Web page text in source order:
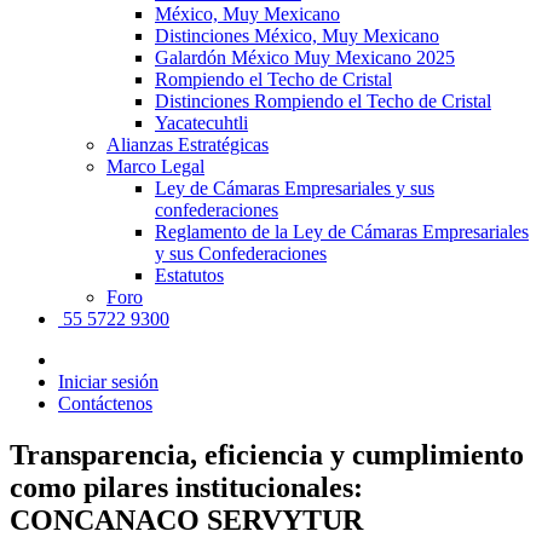
México, Muy Mexicano
Distinciones México, Muy Mexicano
Galardón México Muy Mexicano 2025
Rompiendo el Techo de Cristal
Distinciones Rompiendo el Techo de Cristal
Yacatecuhtli
Alianzas Estratégicas
Marco Legal
Ley de Cámaras Empresariales y sus
confederaciones
Reglamento de la Ley de Cámaras Empresariales
y sus Confederaciones
Estatutos
Foro
55 5722 9300
Iniciar sesión
Contáctenos
Transparencia, eficiencia y cumplimiento
como pilares institucionales:
CONCANACO SERVYTUR